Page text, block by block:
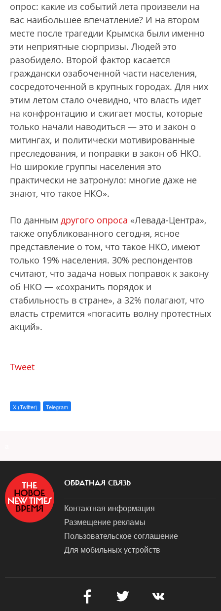
опрос: какие из событий лета произвели на
вас наибольшее впечатление? И на втором
месте после трагедии Крымска были именно
эти неприятные сюрпризы. Людей это
разобидело. Второй фактор касается
граждански озабоченной части населения,
сосредоточенной в крупных городах. Для них
этим летом стало очевидно, что власть идет
на конфронтацию и сжигает мосты, которые
только начали наводиться — это и закон о
митингах, и политически мотивированные
преследования, и поправки в закон об НКО.
Но широкие группы населения это
практически не затронуло: многие даже не
знают, что такое НКО».
По данным другого опроса «Левада-Центра»,
также опубликованного сегодня, ясное
представление о том, что такое НКО, имеют
только 19% населения. 30% респондентов
считают, что задача новых поправок к закону
об НКО — «сохранить порядок и
стабильность в стране», а 32% полагают, что
власть стремится «погасить волну протестных
акций».
Tweet
X (Twitter) Telegram
ОБРАТНАЯ СВЯЗЬ
Контактная информация
Размещение рекламы
Пользовательское соглашение
Для мобильных устройств